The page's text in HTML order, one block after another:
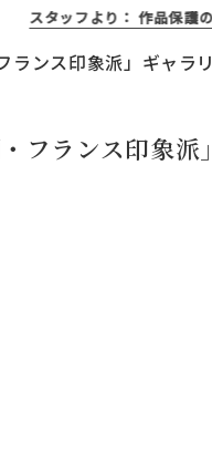
スタッフより：作品保護の為
ランス印象派」ギャラ
フランス印象派